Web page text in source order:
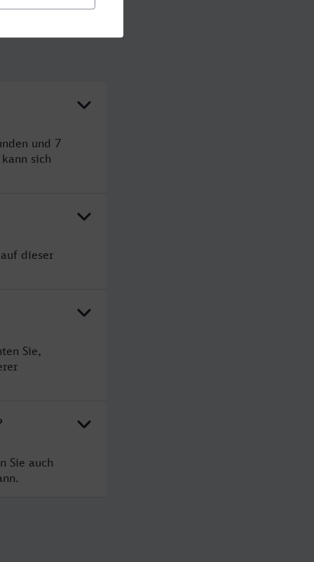
und 7
sich
dieser
Sie,
Sie auch